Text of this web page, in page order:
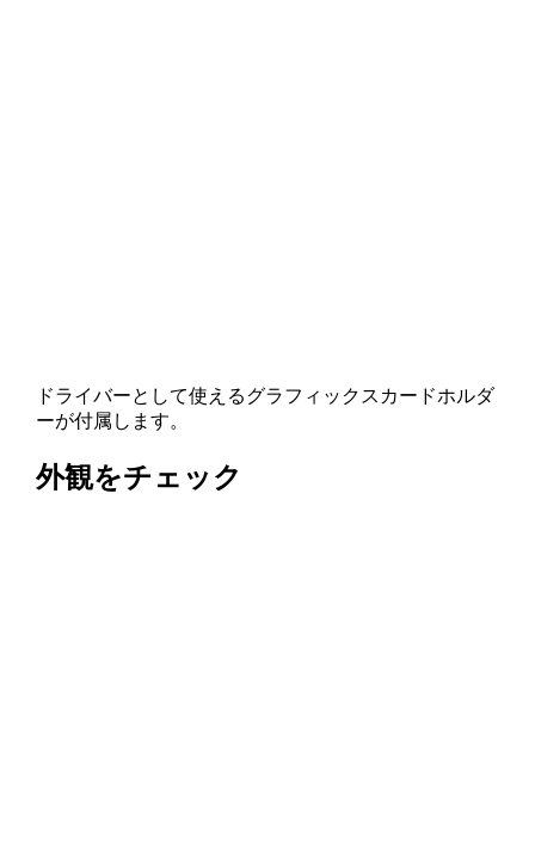
ドライバーとして使えるグラフィックスカードホルダ
ーが付属します。
外観をチェック